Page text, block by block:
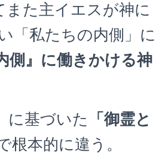
た主イエスが神に
「私たちの内側」に
側』に働きかける神
に基づいた
「御霊と
根本的に違う。